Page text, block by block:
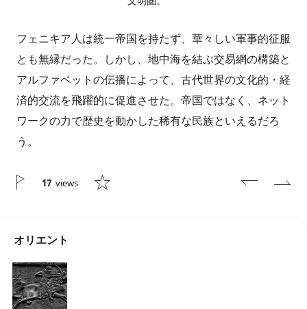
フェニキア人は統一帝国を持たず、華々しい軍事的征服
とも無縁だった。しかし、地中海を結ぶ交易網の構築と
アルファベットの伝播によって、古代世界の文化的・経
済的交流を飛躍的に促進させた。帝国ではなく、ネット
ワークの力で歴史を動かした稀有な民族といえるだろ
う。
17 views
オリエント